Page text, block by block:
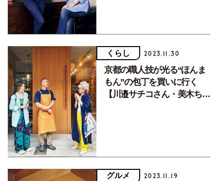
くらし 2023.11.30
京都の職人技が光る“ほんま
もん”の包丁を買いに行く
【川邉サチコさん・美木ちが
グルメ 2023.11.19